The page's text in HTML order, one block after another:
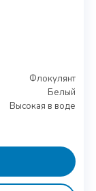
Флокулянт
Белый
Высокая в воде